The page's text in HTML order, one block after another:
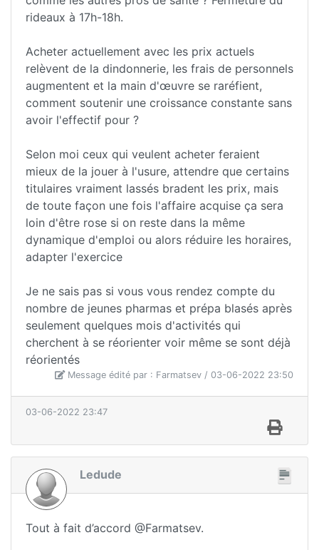
rideaux à 17h-18h.
Acheter actuellement avec les prix actuels
relèvent de la dindonnerie, les frais de personnels
augmentent et la main d'œuvre se raréfient,
comment soutenir une croissance constante sans
avoir l'effectif pour ?
Selon moi ceux qui veulent acheter feraient
mieux de la jouer à l'usure, attendre que certains
titulaires vraiment lassés bradent les prix, mais
de toute façon une fois l'affaire acquise ça sera
loin d'être rose si on reste dans la même
dynamique d'emploi ou alors réduire les horaires,
adapter l'exercice
Je ne sais pas si vous vous rendez compte du
nombre de jeunes pharmas et prépa blasés après
seulement quelques mois d'activités qui
cherchent à se réorienter voir même se sont déjà
réorientés
Message édité par : Farmatsev / 03-06-2022 23:50
03-06-2022 23:47
Ledude
Tout à fait d’accord @Farmatsev.